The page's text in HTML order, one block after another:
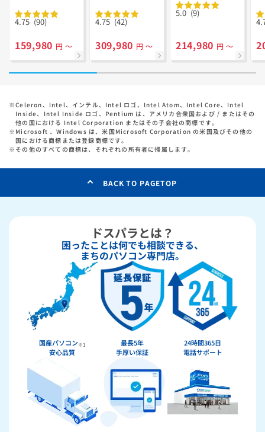
4.75 (90)
159,980 円 ～
4.75 (42)
309,980 円 ～
5.0 (9)
214,980 円 ～
※Celeron、Intel、インテル、Intel ロゴ、Intel Atom、Intel Core、Intel
Inside、Intel Inside ロゴ、Pentium は、アメリカ合衆国および / またはその
他の国における Intel Corporation またはその子会社の商標です。
※ Microsoft 、Windows は、米国Microsoft Corporation の米国及びその他の
国における商標または登録商標です。
※ その他のすべての商標は、それぞれの所有者に帰属します。
BACK TO PAGETOP
ドスパラとは？
困ったことは何でも相談できる、
まちのパソコン専門店。
国産パソコン※1
安心品質
最長5年
手厚い保証
24時間365日
電話サポート